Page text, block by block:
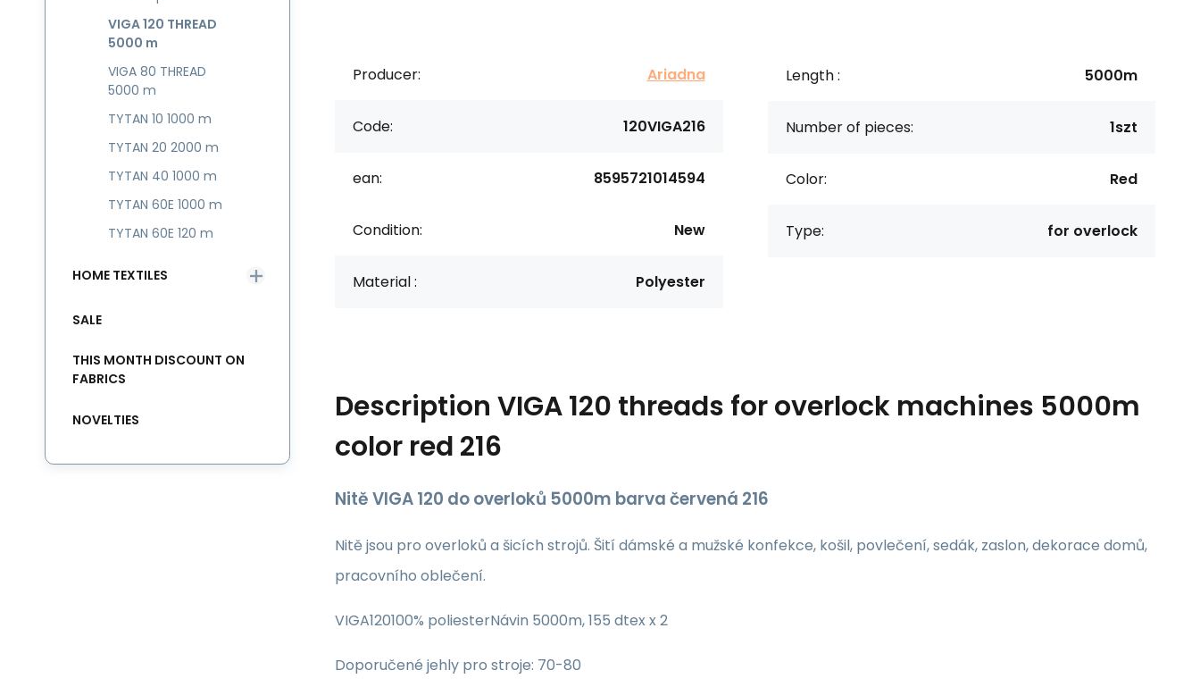
Producer: Ariadna
Code: 120VIGA216
ean: 8595721014594
Condition: New
Material : Polyester
Length : 5000m
Number of pieces: 1szt
Color: Red
Type: for overlock
Description VIGA 120 threads for overlock machines 5000m
color red 216
Nitě VIGA 120 do overloků 5000m barva červená 216
Nitě jsou pro overloků a šicích strojů. Šití dámské a mužské konfekce, košil, povlečení, sedák, zaslon, dekorace domů,
pracovního oblečení.
VIGA120100% poliesterNávin 5000m, 155 dtex x 2
Doporučené jehly pro stroje: 70-80
VIGA 120 THREAD
5000 m
VIGA 80 THREAD
5000 m
TYTAN 10 1000 m
TYTAN 20 2000 m
TYTAN 40 1000 m
TYTAN 60E 1000 m
TYTAN 60E 120 m
HOME TEXTILES
SALE
THIS MONTH DISCOUNT ON
FABRICS
NOVELTIES